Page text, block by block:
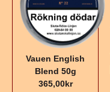
Vauen English
Blend 50g
365,00kr